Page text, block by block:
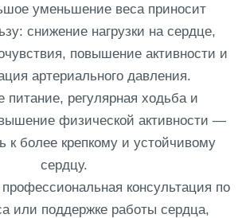
уменьшение веса приносит
снижение нагрузки на сердце,
повышение активности и
артериального давления.
питание, регулярная ходьба и
физической активности —
к более крепкому и устойчивому
сердцу.
консультация по
или поддержке работы сердца,